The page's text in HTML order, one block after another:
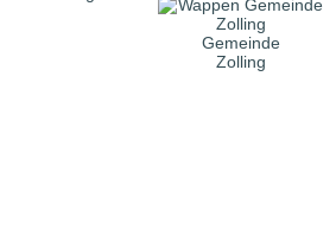
Gemeinde
Zolling